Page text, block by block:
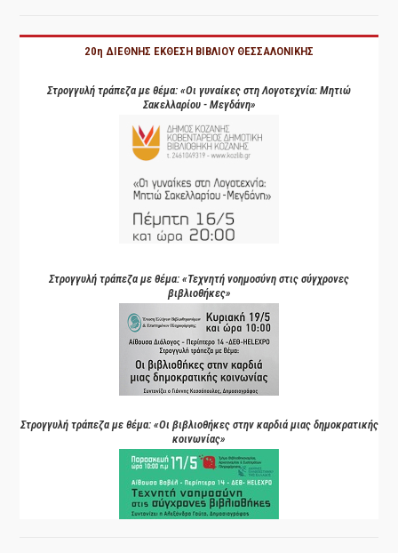
20η ΔΙΕΘΝΗΣ ΕΚΘΕΣΗ ΒΙΒΛΙΟΥ ΘΕΣΣΑΛΟΝΙΚΗΣ
Στρογγυλή τράπεζα με θέμα: «Οι γυναίκες στη Λογοτεχνία: Μητιώ
Σακελλαρίου - Μεγδάνη»
Στρογγυλή τράπεζα με θέμα: «Τεχνητή νοημοσύνη στις σύγχρονες
βιβλιοθήκες»
Στρογγυλή τράπεζα με θέμα: «Οι βιβλιοθήκες στην καρδιά μιας δημοκρατικής
κοινωνίας»